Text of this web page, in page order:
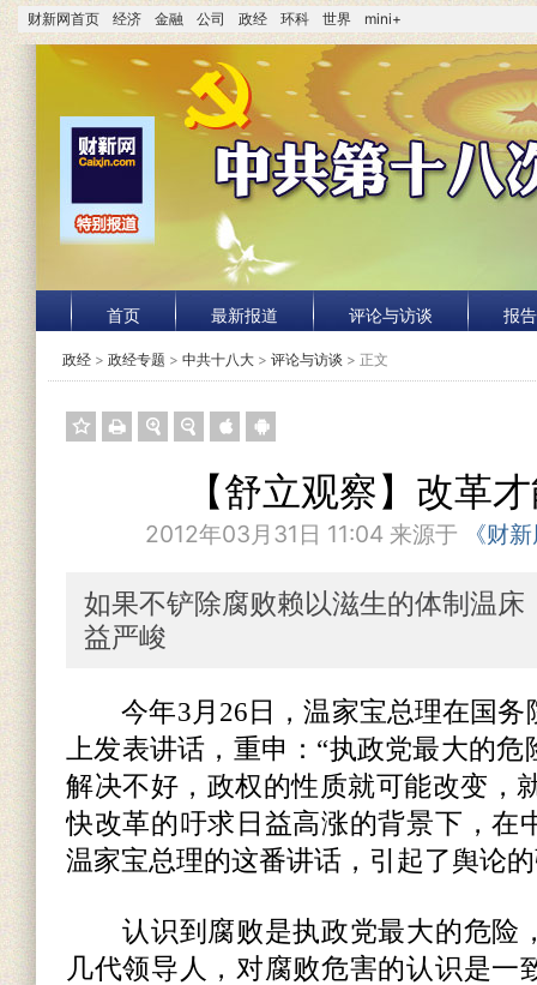
财新网首页 经济 金融 公司 政经 环科 世界 mini+
首页 最新报道 评论与访谈 报
政经 > 政经专题 > 中共十八大 > 评论与访谈 > 正文
【舒立观察】改革
2012年03月31日 11:04 来源于 《财
如果不铲除腐败赖以滋生的体制温床
益严峻
今年3月26日，温家宝总理在国务
上发表讲话，重申：“执政党最大的
解决不好，政权的性质就可能改变，
快改革的吁求日益高涨的背景下，在
温家宝总理的这番讲话，引起了舆论
认识到腐败是执政党最大的危险
几代领导人，对腐败危害的认识是一